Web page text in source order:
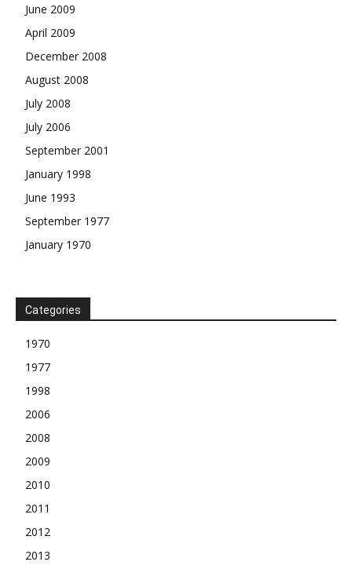
June 2009
April 2009
December 2008
August 2008
July 2008
July 2006
September 2001
January 1998
June 1993
September 1977
January 1970
Categories
1970
1977
1998
2006
2008
2009
2010
2011
2012
2013